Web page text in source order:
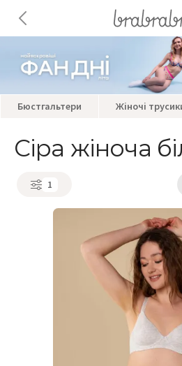
Бюстгальтери Жіночі
Сіра жіноча
1